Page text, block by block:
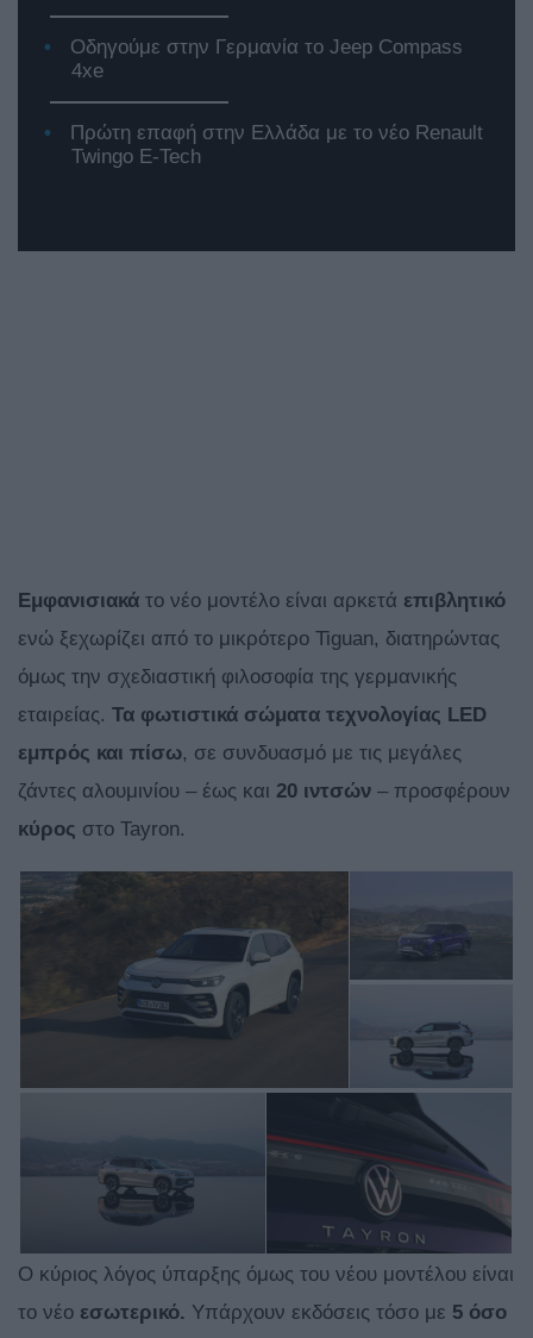
Οδηγούμε στην Γερμανία το Jeep Compass
4xe
Πρώτη επαφή στην Ελλάδα με το νέο Renault
Twingo E-Tech
Εμφανισιακά το νέο μοντέλο είναι αρκετά επιβλητικό
ενώ ξεχωρίζει από το μικρότερο Tiguan, διατηρώντας
όμως την σχεδιαστική φιλοσοφία της γερμανικής
εταιρείας. Τα φωτιστικά σώματα τεχνολογίας LED
εμπρός και πίσω, σε συνδυασμό με τις μεγάλες
ζάντες αλουμινίου – έως και 20 ιντσών – προσφέρουν
κύρος στο Tayron.
O κύριος λόγος ύπαρξης όμως του νέου μοντέλου είναι
το νέο εσωτερικό. Υπάρχουν εκδόσεις τόσο με 5 όσο